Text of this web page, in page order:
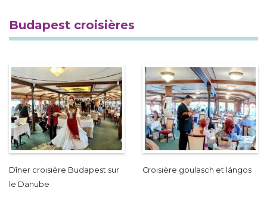
Budapest croisières
Dîner croisière Budapest sur
le Danube
Croisière goulasch et lángos